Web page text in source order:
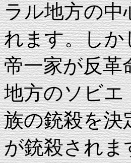
ラル地方の中
れます。しか
帝一家が反革
地方のソビエ
族の銃殺を決
が銃殺され